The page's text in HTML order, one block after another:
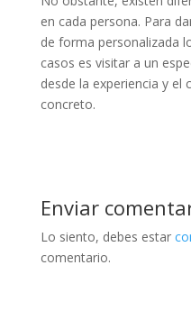
en cada persona. Para
de forma personalizada
casos es visitar a un
desde la experiencia y el
concreto.
Enviar
Lo siento, debes estar
comentario.